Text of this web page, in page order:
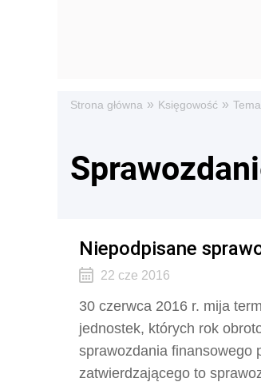
Strona główna » Księgowość »
Niepodpisane
22 cze 2016
30 czerwca 2016 r. mija
jednostek, których rok
sprawozdania finansowego
zatwierdzającego to